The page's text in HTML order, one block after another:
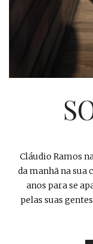
Cláudio Ramos
da manhã na sua
anos para se
pelas suas